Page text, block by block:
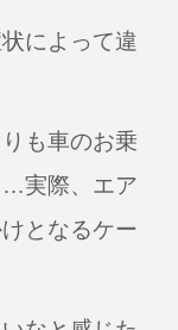
によって違
も車のお乗
…実際、エア
となるケー